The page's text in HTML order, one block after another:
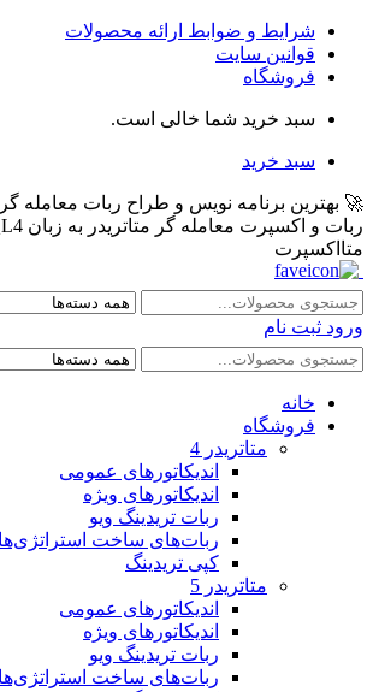
شرایط و ضوابط ارائه محصولات
قوانین سایت
فروشگاه
سبد خرید شما خالی است.
سبد خرید
🚀 بهترین برنامه نویس و طراح ربات
متااکسپرت
ورود ثبت نام
خانه
فروشگاه
متاتريدر 4
اندیکاتورهای عمومی
اندیکاتورهای ویژه
ربات تریدینگ ویو
ربات‌های ساخت استراتژی‌ها
کپی تریدینگ
متاتريدر 5
اندیکاتورهای عمومی
اندیکاتورهای ویژه
ربات تریدینگ ویو
ربات‌های ساخت استراتژی‌ها